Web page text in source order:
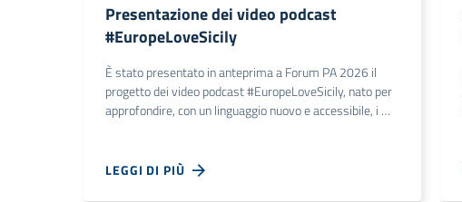
Presentazione dei video podcast
#EuropeLoveSicily
È stato presentato in anteprima a Forum PA 2026 il
progetto dei video podcast #EuropeLoveSicily, nato per
approfondire, con un linguaggio nuovo e accessibile, i …
LEGGI DI PIÙ